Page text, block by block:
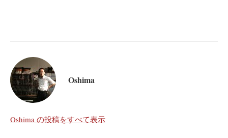
Oshima
Oshima の投稿をすべて表示